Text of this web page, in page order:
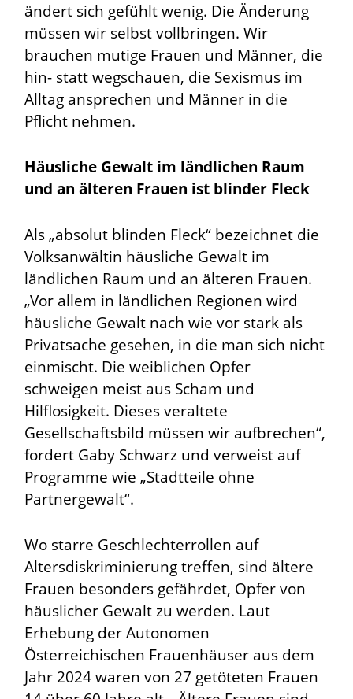
ändert sich gefühlt wenig. Die Änderung
müssen wir selbst vollbringen. Wir
brauchen mutige Frauen und Männer, die
hin- statt wegschauen, die Sexismus im
Alltag ansprechen und Männer in die
Pflicht nehmen.
Häusliche Gewalt im ländlichen Raum
und an älteren Frauen ist blinder Fleck
Als „absolut blinden Fleck“ bezeichnet die
Volksanwältin häusliche Gewalt im
ländlichen Raum und an älteren Frauen.
„Vor allem in ländlichen Regionen wird
häusliche Gewalt nach wie vor stark als
Privatsache gesehen, in die man sich nicht
einmischt. Die weiblichen Opfer
schweigen meist aus Scham und
Hilflosigkeit. Dieses veraltete
Gesellschaftsbild müssen wir aufbrechen“,
fordert Gaby Schwarz und verweist auf
Programme wie „Stadtteile ohne
Partnergewalt“.
Wo starre Geschlechterrollen auf
Altersdiskriminierung treffen, sind ältere
Frauen besonders gefährdet, Opfer von
häuslicher Gewalt zu werden. Laut
Erhebung der Autonomen
Österreichischen Frauenhäuser aus dem
Jahr 2024 waren von 27 getöteten Frauen